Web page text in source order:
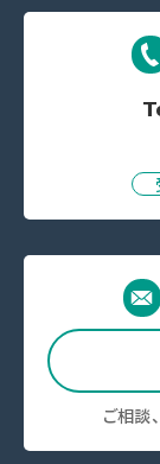
ご相談